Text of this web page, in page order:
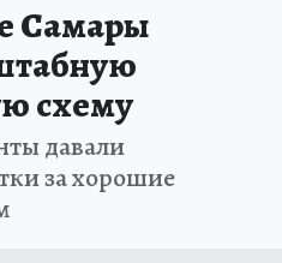
Самары
схему
давали
за хорошие